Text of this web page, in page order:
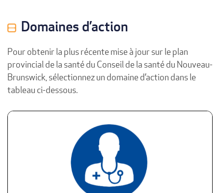
Domaines d’action
Pour obtenir la plus récente mise à jour sur le plan
provincial de la santé du Conseil de la santé du Nouveau-
Brunswick, sélectionnez un domaine d’action dans le
tableau ci-dessous.